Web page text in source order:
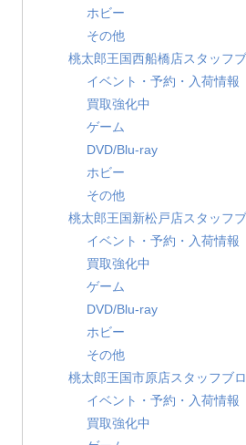
ホビー
その他
桃太郎王国西船橋店スタッフ
イベント・予約・入荷情報
買取強化中
ゲーム
DVD/Blu-ray
ホビー
その他
桃太郎王国新松戸店スタッフ
イベント・予約・入荷情報
買取強化中
ゲーム
DVD/Blu-ray
ホビー
その他
桃太郎王国市原店スタッフブ
イベント・予約・入荷情報
買取強化中